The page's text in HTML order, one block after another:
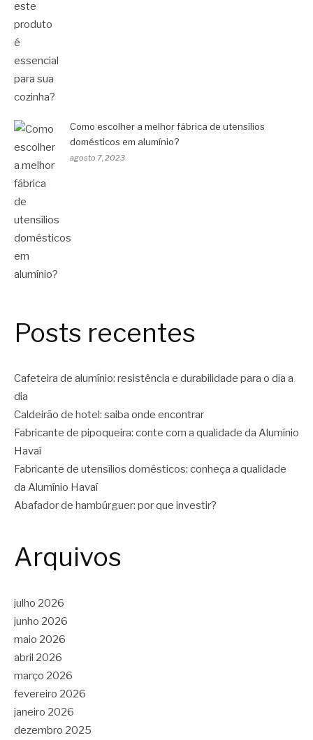
Como escolher a melhor fábrica de utensílios
domésticos em alumínio?
agosto 7, 2023
Posts recentes
Cafeteira de alumínio: resistência e durabilidade para o dia a
dia
Caldeirão de hotel: saiba onde encontrar
Fabricante de pipoqueira: conte com a qualidade da Alumínio
Havaí
Fabricante de utensílios domésticos: conheça a qualidade
da Alumínio Havaí
Abafador de hambúrguer: por que investir?
Arquivos
julho 2026
junho 2026
maio 2026
abril 2026
março 2026
fevereiro 2026
janeiro 2026
dezembro 2025